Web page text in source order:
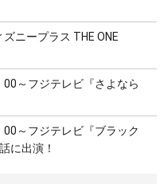
ニープラス THE ONE
～フジテレビ『さよなら
～フジテレビ『ブラック
に出演！